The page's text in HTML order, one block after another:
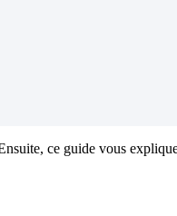
ce guide vous